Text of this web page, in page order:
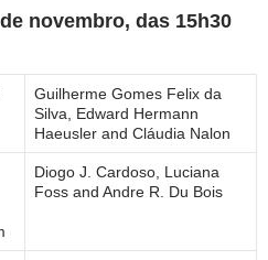
novembro, das 15h30
Guilherme Gomes Felix da
Silva, Edward Hermann
Haeusler and Cláudia Nalon
Diogo J. Cardoso, Luciana
Foss and Andre R. Du Bois